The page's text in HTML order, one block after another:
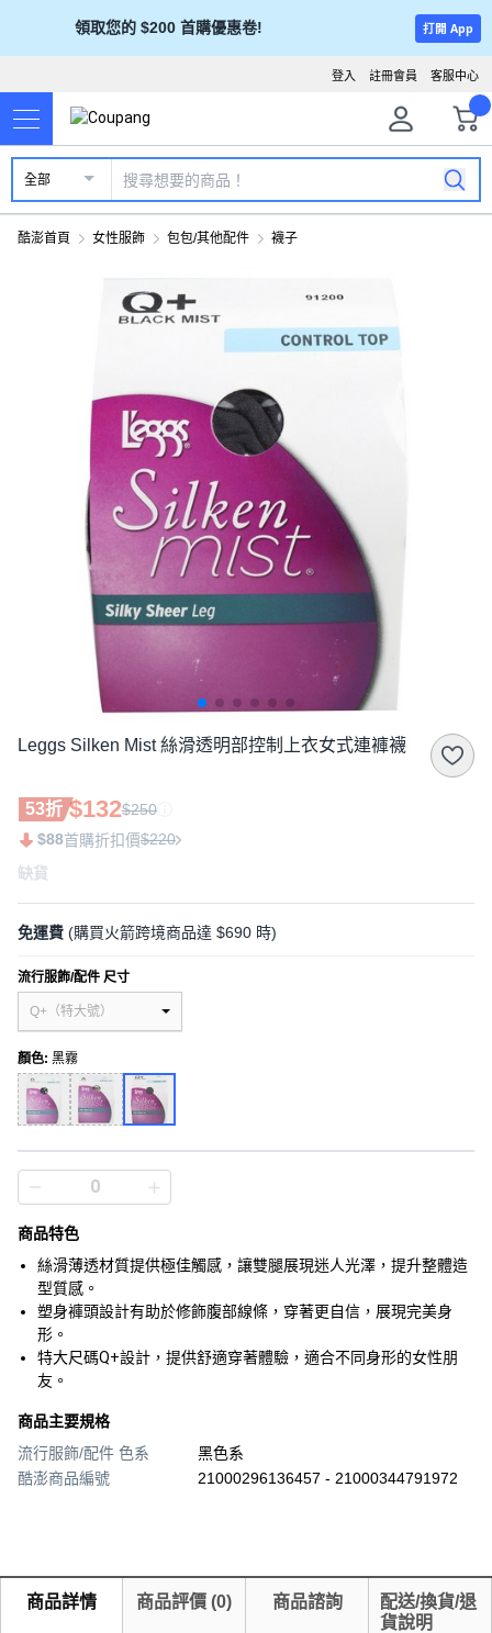
領取您的 $200 首購優惠卷! 打開 App
客服中心
註冊會員
登入
全部
酷澎首頁 女性服飾 包包/其他配件 襪子
Leggs Silken Mist 絲滑透明部控制上衣女式連褲襪
53折 $132$250
$88首購折扣價$220
缺貨
免運費 (購買火箭跨境商品達 $690 時)
流行服飾/配件 尺寸
Q+（特大號）
顏色: 黑霧
商品特色
絲滑薄透材質提供極佳觸感，讓雙腿展現迷人光澤，提升整體造
型質感。
塑身褲頭設計有助於修飾腹部線條，穿著更自信，展現完美身
形。
特大尺碼Q+設計，提供舒適穿著體驗，適合不同身形的女性朋
友。
商品主要規格
流行服飾/配件 色系
黑色系
酷澎商品編號
21000296136457 - 21000344791972
商品詳情 商品評價 (0) 商品諮詢
配送/換貨/退
貨說明